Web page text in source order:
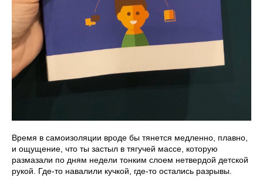
Время в самоизоляции вроде бы тянется медленно, плавно,
и ощущение, что ты застыл в тягучей массе, которую
размазали по дням недели тонким слоем нетвердой детской
рукой. Где-то навалили кучкой, где-то остались разрывы.